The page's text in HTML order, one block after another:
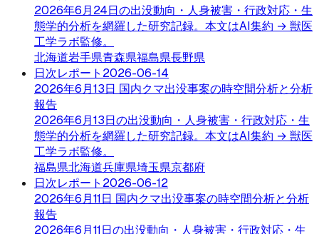
2026年6月24日の出没動向・人身被害・行政対応・生
態学的分析を網羅した研究記録。本文はAI集約 → 獣医
工学ラボ監修。
北海道岩手県青森県福島県長野県
日次レポート 2026-06-14
2026年6月13日 国内クマ出没事案の時空間分析と分析
報告
2026年6月13日の出没動向・人身被害・行政対応・生
態学的分析を網羅した研究記録。本文はAI集約 → 獣医
工学ラボ監修。
福島県北海道兵庫県埼玉県京都府
日次レポート 2026-06-12
2026年6月11日 国内クマ出没事案の時空間分析と分析
報告
2026年6月11日の出没動向・人身被害・行政対応・生